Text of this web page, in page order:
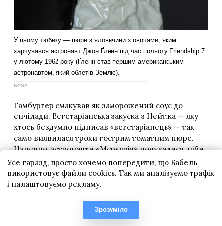
Усе гаразд, просто хочемо попередити, що Бабель
використовує файли cookies. Так ми аналізуємо трафік
і налаштовуємо рекламу.
Зрозуміло